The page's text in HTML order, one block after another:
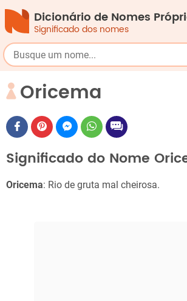
Dicionário de Nomes
Significado dos nomes
Oricema
Significado do Nome
Oricema: Rio de gruta mal cheirosa.